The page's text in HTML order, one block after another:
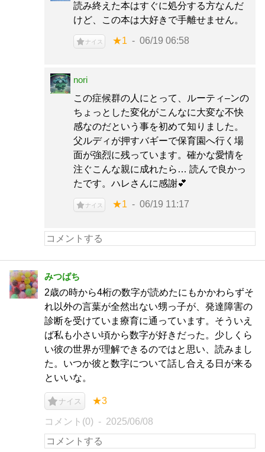
読み終えた本はすぐに処分する方なんだ
けど、この本は大好きで手離せません。
ナイス ★1 06/19 06:58
nori
この症候群の人にとって、ルーティ–ンの
ちょっとした変化がこんなに大変な不快
感なのだという事を初めて知りました。
父ルディが押すバギーで保育園へ行く場
面が強烈に残っています。確かな愛情を
注ぐこんな親に成れたら… 読んで良かっ
たです。ハレさんに感謝💕
ナイス ★1 06/19 11:17
みつばち
2歳の時から4桁の数字が読めたにもかかわらずそ
れ以外の言葉が全然出ない甥っ子が、発達障害の
診断を受けていま療育に通っています。そういえ
ば私も小さい頃から数字が好きだった。少しくら
い彼の世界が理解できるのではと思い、読みまし
た。いつか彼と数字について話し合える日が来る
といいな。
ナイス ★3
コメント(0) 2025/06/08